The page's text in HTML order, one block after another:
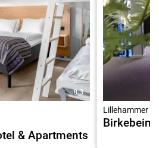
8.3
& Apartments
Lillehammer